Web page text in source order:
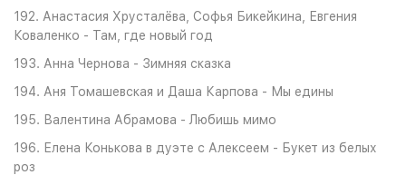
192. Анастасия Хрусталёва, Софья Бикейкина, Евгения
Коваленко - Там, где новый год
193. Анна Чернова - Зимняя сказка
194. Аня Томашевская и Даша Карпова - Мы едины
195. Валентина Абрамова - Любишь мимо
196. Елена Конькова в дуэте с Алексеем - Букет из белых
роз